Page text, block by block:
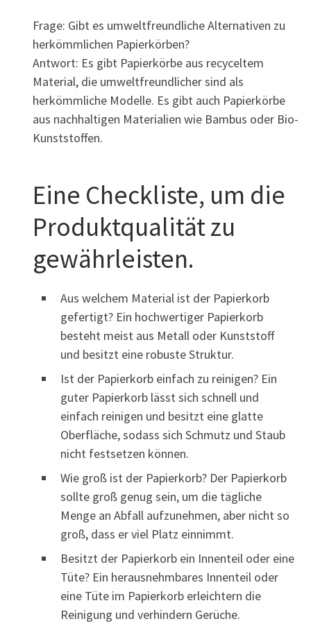
Frage: Gibt es umweltfreundliche Alternativen zu
herkömmlichen Papierkörben?
Antwort: Es gibt Papierkörbe aus recyceltem
Material, die umweltfreundlicher sind als
herkömmliche Modelle. Es gibt auch Papierkörbe
aus nachhaltigen Materialien wie Bambus oder Bio-
Kunststoffen.
Eine Checkliste, um die
Produktqualität zu
gewährleisten.
Aus welchem Material ist der Papierkorb
gefertigt? Ein hochwertiger Papierkorb
besteht meist aus Metall oder Kunststoff
und besitzt eine robuste Struktur.
Ist der Papierkorb einfach zu reinigen? Ein
guter Papierkorb lässt sich schnell und
einfach reinigen und besitzt eine glatte
Oberfläche, sodass sich Schmutz und Staub
nicht festsetzen können.
Wie groß ist der Papierkorb? Der Papierkorb
sollte groß genug sein, um die tägliche
Menge an Abfall aufzunehmen, aber nicht so
groß, dass er viel Platz einnimmt.
Besitzt der Papierkorb ein Innenteil oder eine
Tüte? Ein herausnehmbares Innenteil oder
eine Tüte im Papierkorb erleichtern die
Reinigung und verhindern Gerüche.